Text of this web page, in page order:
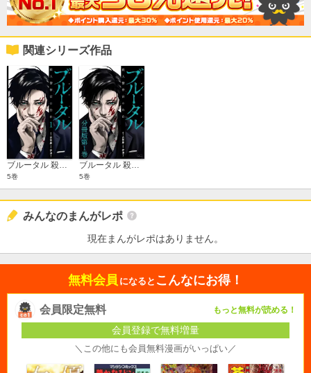
関連シリーズ作品
5巻
ブルータル 殺人警察官の告白 分冊版
5巻
みんなのまんがレポ
現在まんがレポはありません。
無料会員 になると こんなにお得！
会員限定無料 もっと無料が読める！
会員登録で無料増量
＼この他にも会員無料漫画がいっぱい／